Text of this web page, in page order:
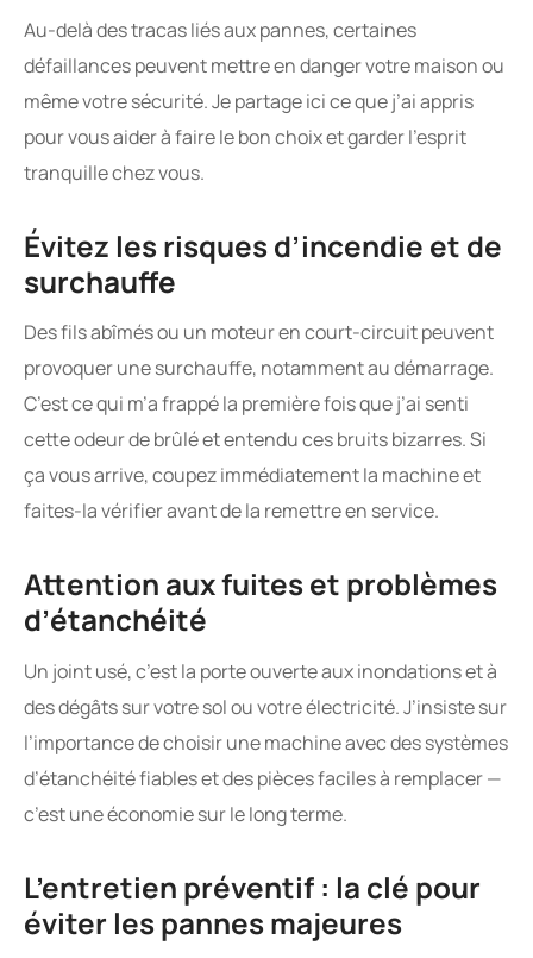
Au-delà des tracas liés aux pannes, certaines
défaillances peuvent mettre en danger votre maison ou
même votre sécurité. Je partage ici ce que j’ai appris
pour vous aider à faire le bon choix et garder l’esprit
tranquille chez vous.
Évitez les risques d’incendie et de
surchauffe
Des fils abîmés ou un moteur en court-circuit peuvent
provoquer une surchauffe, notamment au démarrage.
C’est ce qui m’a frappé la première fois que j’ai senti
cette odeur de brûlé et entendu ces bruits bizarres. Si
ça vous arrive, coupez immédiatement la machine et
faites-la vérifier avant de la remettre en service.
Attention aux fuites et problèmes
d’étanchéité
Un joint usé, c’est la porte ouverte aux inondations et à
des dégâts sur votre sol ou votre électricité. J’insiste sur
l’importance de choisir une machine avec des systèmes
d’étanchéité fiables et des pièces faciles à remplacer —
c’est une économie sur le long terme.
L’entretien préventif : la clé pour
éviter les pannes majeures